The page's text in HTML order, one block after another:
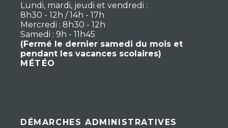
Lundi, mardi, jeudi et vendredi :
8h30 - 12h / 14h - 17h
Mercredi : 8h30 - 12h
Samedi : 9h - 11h45
(Fermé le dernier samedi du mois et
pendant les vacances scolaires)
MÉTÉO
DÉMARCHES ADMINISTRATIVES